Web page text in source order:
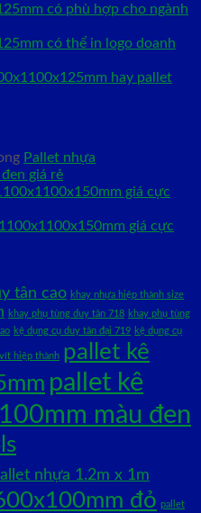
có phù hợp cho ngành
có thể in logo doanh
hay pallet
Pallet nhựa
giá rẻ
giá cực
giá cực
tân cao khay nhựa hiệp thành size
khay phụ tùng duy tân 718 khay phụ tùng
kệ dụng cụ duy tân đại 719 kệ dụng cụ
hiệp thành pallet kê
pallet kê
màu đen
nhựa 1.2m x 1m
đỏ pallet